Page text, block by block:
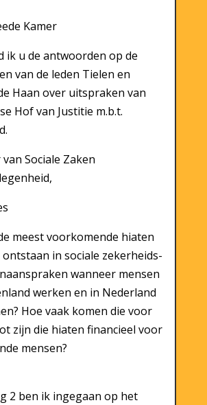
Kamer
ik u de antwoorden op de
van de leden Tielen en
Haan over uitspraken van
Hof van Justitie m.b.t.
Sociale Zaken
meest voorkomende hiaten
in sociale zekerheids-
wanneer mensen
werken en in Nederland
Hoe vaak komen die voor
zijn die hiaten financieel voor
mensen?
2 ben ik ingegaan op het